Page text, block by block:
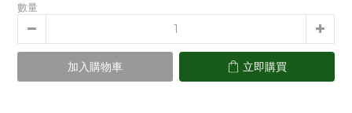
數量
加入購物車 立即購買